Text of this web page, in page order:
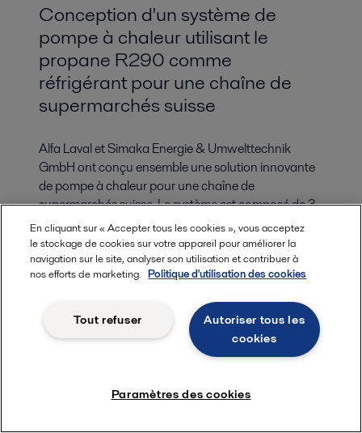
Conception d'un système de
pompe à chaleur utilisant le
propane R290 comme
réfrigérant pour une chaîne de
supermarchés suisse
Alfa Laval et Simaka Energie & Umwelttechnik
GmbH ont conçu ensemble une solution innovante
de pompe à chaleur pour une chaîne de
supermarchés suisse. Le système est composé de 3
échangeurs de chaleur à plaques brasées Alfa Laval
de grande capacité et utilise du propane à faible
PRG comme réfrigérant, ce qui garantit une
durabilité à long terme, une efficacité énergétique et
En cliquant sur « Accepter tous les cookies », vous acceptez
le stockage de cookies sur votre appareil pour améliorer la
navigation sur le site, analyser son utilisation et contribuer à
nos efforts de marketing. Politique d'utilisation des cookies
Autoriser tous les
cookies
Tout refuser
Paramètres des cookies